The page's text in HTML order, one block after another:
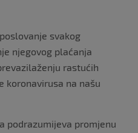
svakog
njegovog plaćanja
rastućih
koronavirusa na našu
podrazumijeva promjenu